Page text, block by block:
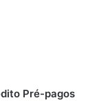
Pré-pagos